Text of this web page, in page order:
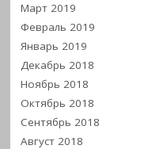
Март 2019
Февраль 2019
Январь 2019
Декабрь 2018
Ноябрь 2018
Октябрь 2018
Сентябрь 2018
Август 2018